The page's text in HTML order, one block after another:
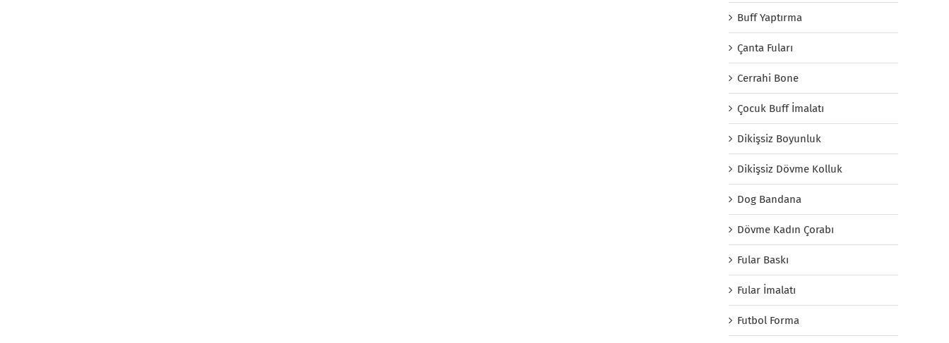
Buff Yaptırma
Çanta Fuları
Cerrahi Bone
Çocuk Buff İmalatı
Dikişsiz Boyunluk
Dikişsiz Dövme Kolluk
Dog Bandana
Dövme Kadın Çorabı
Fular Baskı
Fular İmalatı
Futbol Forma